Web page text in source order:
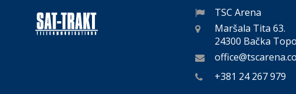
TSC Arena
Maršala Tita 63.
24300 Bačka
+381 24 267 979